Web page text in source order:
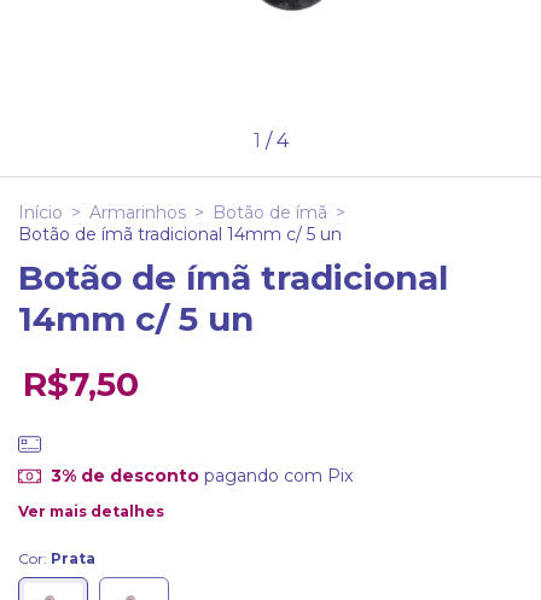
1 /4
Início > Armarinhos > Botão de ímã >
Botão de ímã tradicional 14mm c/ 5 un
Botão de ímã tradicional
14mm c/ 5 un
R$7,50
3% de descontopagando com Pix
Ver mais detalhes
Cor: Prata